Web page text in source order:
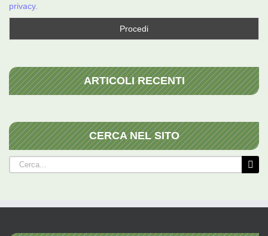
privacy.
ARTICOLI RECENTI
CERCA NEL SITO
Cerca
per: